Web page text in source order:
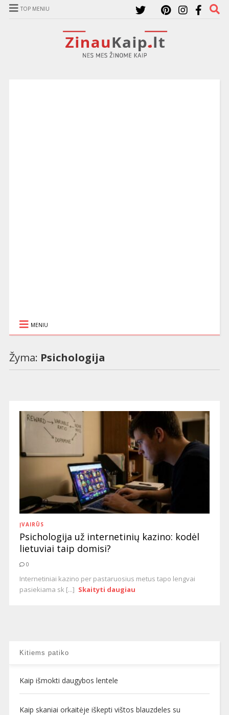
TOP MENIU
MENIU
Žyma: Psichologija
ĮVAIRŪS
Psichologija už internetinių kazino: kodėl
lietuviai taip domisi?
0
Internetiniai kazino per pastaruosius metus tapo lengvai
pasiekiama sk [...] Skaityti daugiau
Kitiems patiko
Kaip išmokti daugybos lentele
Kaip skaniai orkaitėje iškepti vištos blauzdeles su